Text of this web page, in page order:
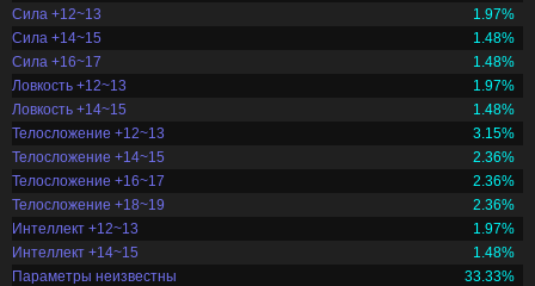
Сила +12~13
1.97%
Сила +14~15
1.48%
Сила +16~17
1.48%
Ловкость +12~13
1.97%
Ловкость +14~15
1.48%
Телосложение +12~13
3.15%
Телосложение +14~15
2.36%
Телосложение +16~17
2.36%
Телосложение +18~19
2.36%
Интеллект +12~13
1.97%
Интеллект +14~15
1.48%
Параметры неизвестны
33.33%